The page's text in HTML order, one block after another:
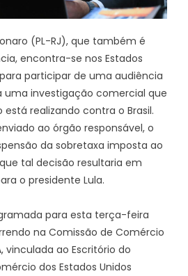
(PL-RJ), que também é
encontra-se nos Estados
participar de uma audiência
uma investigação comercial que
realizando contra o Brasil.
ao órgão responsável, o
da sobretaxa imposta ao
tal decisão resultaria em
o presidente Lula.
para esta terça-feira
na Comissão de Comércio
vinculada ao Escritório do
dos Estados Unidos